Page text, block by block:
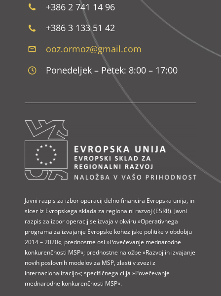
+386 2 741 14 96
+386 3 133 51 42
ooz.ormoz@gmail.com
Ponedeljek – Petek: 8:00 – 17:00
Javni razpis za izbor operacij delno financira Evropska unija, in
sicer iz Evropskega sklada za regionalni razvoj (ESRR). Javni
razpis za izbor operacij se izvaja v okviru »Operativnega
programa za izvajanje Evropske kohezijske politike v obdobju
2014 – 2020«, prednostne osi »Povečevanje mednarodne
konkurenčnosti MSP«; prednostne naložbe »Razvoj in izvajanje
novih poslovnih modelov za MSP, zlasti v zvezi z
internacionalizacijo«; specifičnega cilja »Povečevanje
mednarodne konkurenčnosti MSP«.